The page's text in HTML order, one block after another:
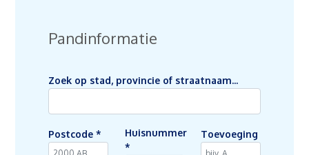
Pandinformatie
Zoek op stad, provincie of straatnaam...
Postcode *
Huisnummer
*
Toevoeging